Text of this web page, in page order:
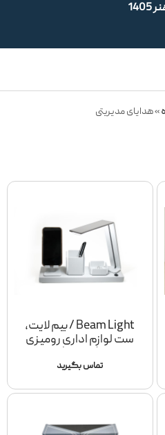
»هدایای مدیریتی
‌‌‌Beam Light / بیم لایت،
ست لوازم اداری رومیزی
تماس بگیرید